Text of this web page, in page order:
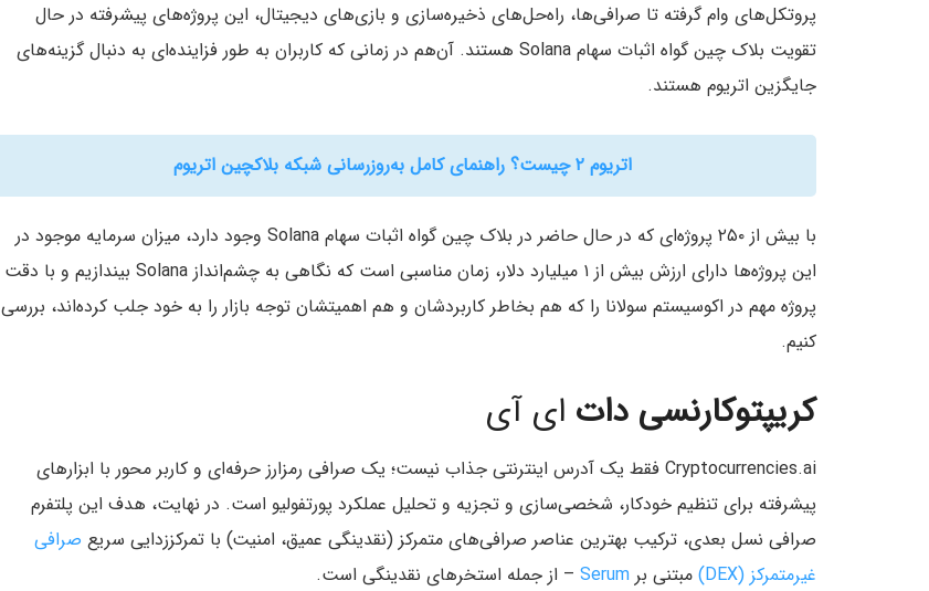
پروتکل‌های وام گرفته تا صرافی‌ها، راه‌حل‌های ذخیره‌سازی و بازی‌های دیجیتال، این پروژه‌های پیشرفته در حال
تقویت بلاک چین گواه اثبات سهام Solana هستند. آن‌هم در زمانی که کاربران به طور فزاینده‌ای به دنبال گزینه‌های
جایگزین اتریوم هستند.
اتریوم ۲ چیست؟ راهنمای کامل به‌روزرسانی شبکه بلاکچین اتریوم
با بیش از ۲۵۰ پروژه‌ای که در حال حاضر در بلاک چین گواه اثبات سهام Solana وجود دارد، میزان سرمایه موجود در
پروژه مهم در اکوسیستم سولانا را که هم بخاطر کاربردشان و هم اهمیتشان توجه بازار را به خود جلب کرده‌اند، بررسی
کنیم.
کریپتوکارنسی دات ای آی
Cryptocurrencies.ai فقط یک آدرس اینترنتی جذاب نیست؛ یک صرافی رمزارز حرفه‌ای و کاربر محور با ابزارهای
پیشرفته برای تنظیم خودکار، شخصی‌سازی و تجزیه و تحلیل عملکرد پورتفولیو است. در نهایت، هدف این پلتفرم
صرافی نسل بعدی، ترکیب بهترین عناصر صرافی‌های متمرکز (نقدینگی عمیق، امنیت) با تمرکززدایی سریع صرافی
غیرمتمرکز (DEX)
مبتنی بر Serum – از جمله استخرهای نقدینگی است.